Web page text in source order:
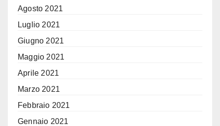
Agosto 2021
Luglio 2021
Giugno 2021
Maggio 2021
Aprile 2021
Marzo 2021
Febbraio 2021
Gennaio 2021